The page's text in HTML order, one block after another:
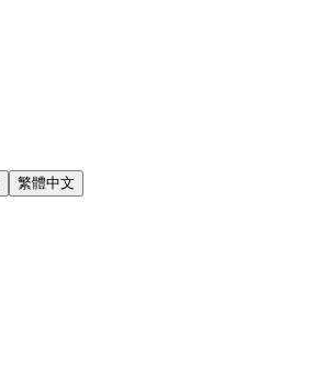
繁體中文